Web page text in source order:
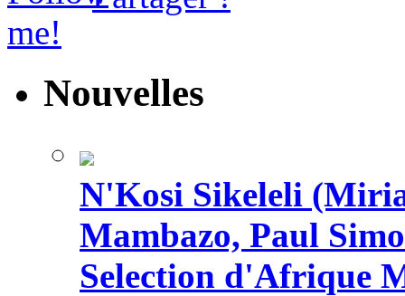
Nouvelles
N'Kosi Sikeleli
Mambazo, Paul
Selection d'Afrique